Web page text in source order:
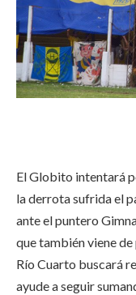
El Globito intentará
la derrota sufrida el
ante el puntero
que también viene
Río Cuarto buscará
ayude a seguir